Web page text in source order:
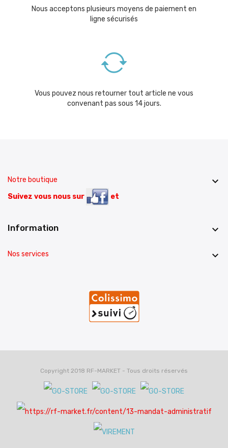
Nous acceptons plusieurs moyens de paiement en
ligne sécurisés
Vous pouvez nous retourner tout article ne vous
convenant pas sous 14 jours.
Notre boutique 
Suivez vous nous sur et
Information 
Nos services 
Copyright 2018 RF-MARKET - Tous droits réservés